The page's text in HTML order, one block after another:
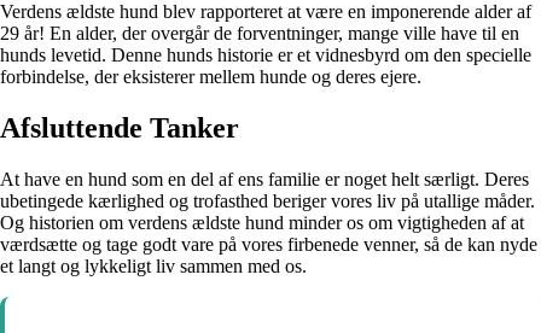
Verdens ældste hund blev rapporteret at være en imponerende alder af
29 år! En alder, der overgår de forventninger, mange ville have til en
hunds levetid. Denne hunds historie er et vidnesbyrd om den specielle
forbindelse, der eksisterer mellem hunde og deres ejere.
Afsluttende Tanker
At have en hund som en del af ens familie er noget helt særligt. Deres
ubetingede kærlighed og trofasthed beriger vores liv på utallige måder.
Og historien om verdens ældste hund minder os om vigtigheden af at
værdsætte og tage godt vare på vores firbenede venner, så de kan nyde
et langt og lykkeligt liv sammen med os.